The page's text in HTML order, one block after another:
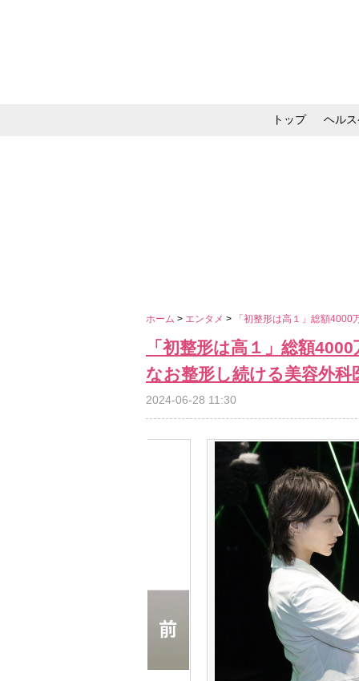
トップ ヘル
ホーム > エンタメ > 「初整形は高１」総額
「初整形は高１」総額
なお整形し続ける美容外
2024-06-28 11:30